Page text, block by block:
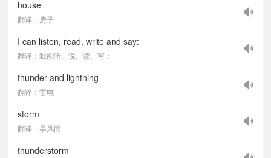
house
翻译：房子
I can listen, read, write and say:
翻译：我能听、说、读、写：
thunder and lightning
翻译：雷电
storm
翻译：暴风雨
thunderstorm